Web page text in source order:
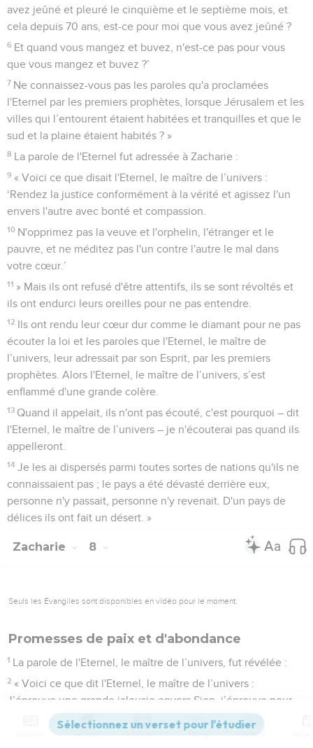
avez jeûné et pleuré le cinquième et le septième mois, et
cela depuis 70 ans, est-ce pour moi que vous avez jeûné ?
6 Et quand vous mangez et buvez, n'est-ce pas pour vous
que vous mangez et buvez ?’
7 Ne connaissez-vous pas les paroles qu'a proclamées
l'Eternel par les premiers prophètes, lorsque Jérusalem et les
villes qui l’entourent étaient habitées et tranquilles et que le
sud et la plaine étaient habités ? »
8 La parole de l'Eternel fut adressée à Zacharie :
9 « Voici ce que disait l'Eternel, le maître de l’univers :
‘Rendez la justice conformément à la vérité et agissez l'un
envers l'autre avec bonté et compassion.
10 N'opprimez pas la veuve et l'orphelin, l'étranger et le
pauvre, et ne méditez pas l'un contre l'autre le mal dans
votre cœur.’
11 » Mais ils ont refusé d'être attentifs, ils se sont révoltés et
ils ont endurci leurs oreilles pour ne pas entendre.
12 Ils ont rendu leur cœur dur comme le diamant pour ne pas
écouter la loi et les paroles que l'Eternel, le maître de
l’univers, leur adressait par son Esprit, par les premiers
prophètes. Alors l'Eternel, le maître de l’univers, s’est
enflammé d'une grande colère.
13 Quand il appelait, ils n'ont pas écouté, c'est pourquoi – dit
l'Eternel, le maître de l’univers – je n'écouterai pas quand ils
appelleront.
14 Je les ai dispersés parmi toutes sortes de nations qu'ils ne
connaissaient pas ; le pays a été dévasté derrière eux,
personne n'y passait, personne n'y revenait. D'un pays de
délices ils ont fait un désert. »
Zacharie 8
Seuls les Évangiles sont disponibles en vidéo pour le moment.
Promesses de paix et d'abondance
1 La parole de l'Eternel, le maître de l’univers, fut révélée :
2 « Voici ce que dit l'Eternel, le maître de l’univers :
J’éprouve une grande jalousie envers Sion, j’éprouve pour
elle une grande colère.
» Voici ce que dit l'Eternel : Je retourne à Sion, et je veux
Versions Commentaires Strong